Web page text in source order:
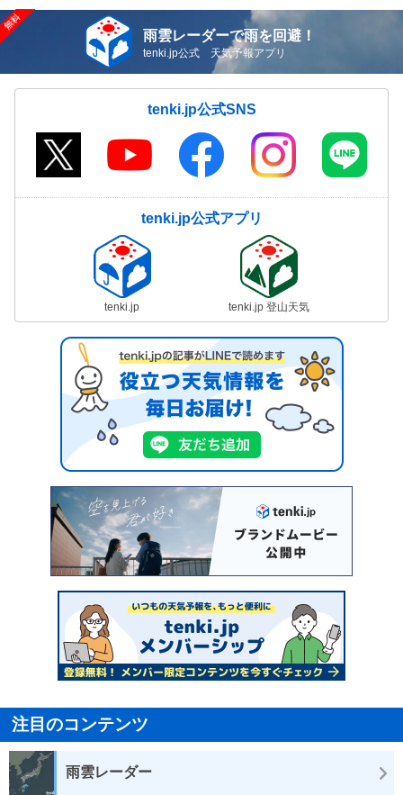
雨雲レーダーで雨を回避！
tenki.jp公式 天気予報アプリ
tenki.jp公式SNS
tenki.jp公式アプリ
tenki.jp tenki.jp 登山天気
注目のコンテンツ
雨雲レーダー